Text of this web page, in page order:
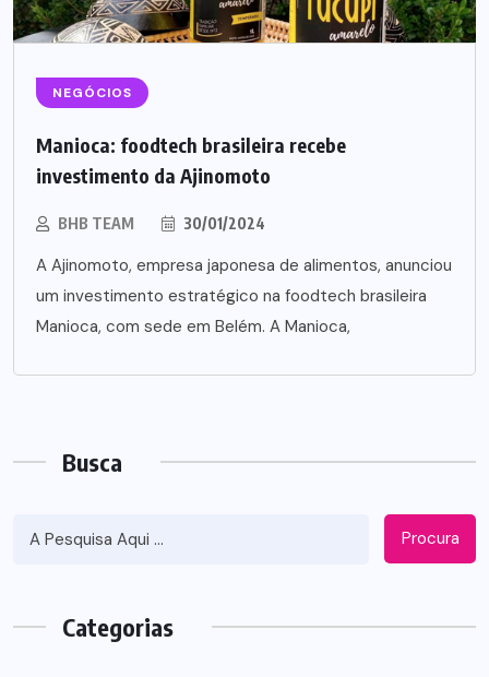
NEGÓCIOS
Manioca: foodtech brasileira recebe
investimento da Ajinomoto
BHB TEAM 30/01/2024
A Ajinomoto, empresa japonesa de alimentos, anunciou
um investimento estratégico na foodtech brasileira
Manioca, com sede em Belém. A Manioca,
Busca
Procura
Categorias